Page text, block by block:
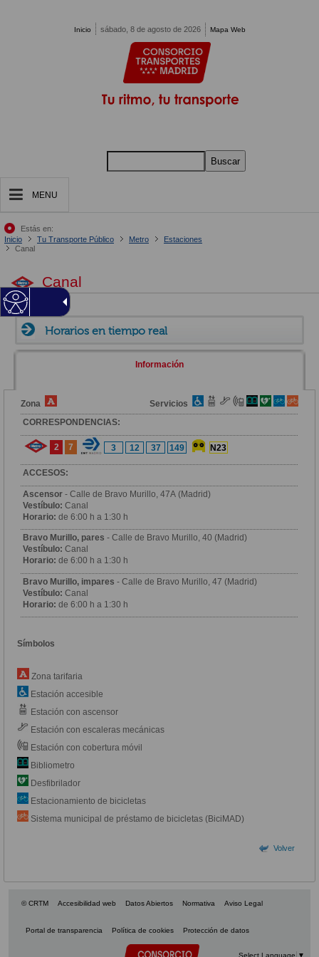
Inicio sábado, 8 de agosto de 2026 Mapa Web
Buscar
MENU
Estás en:
Inicio
Tu Transporte Público Metro
Estaciones
Canal
Canal
Horarios en tiempo real
Información
Zona
Servicios
CORRESPONDENCIAS:
2 7 3 12 37 149 N23
ACCESOS:
Ascensor - Calle de Bravo Murillo, 47A (Madrid)
Vestíbulo: Canal
Horario: de 6:00 h a 1:30 h
Bravo Murillo, pares - Calle de Bravo Murillo, 40 (Madrid)
Vestíbulo: Canal
Horario: de 6:00 h a 1:30 h
Bravo Murillo, impares - Calle de Bravo Murillo, 47 (Madrid)
Vestíbulo: Canal
Horario: de 6:00 h a 1:30 h
Símbolos
Zona tarifaria
Estación accesible
Estación con ascensor
Estación con escaleras mecánicas
Estación con cobertura móvil
Bibliometro
Desfibrilador
Estacionamiento de bicicletas
Sistema municipal de préstamo de bicicletas (BiciMAD)
Volver
© CRTM Accesibilidad web Datos Abiertos Normativa Aviso Legal
Portal de transparencia Política de cookies Protección de datos
Select Language ▼